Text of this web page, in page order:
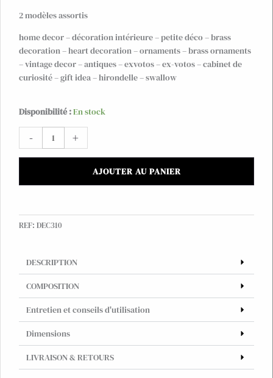
2 modèles assortis
home decor – décoration intérieure – petite déco – brass
decoration – heart decoration – ornaments – brass ornaments
– vintage decor – antiques – exvotos – ex-votos – cabinet de
curiosité – gift idea – hirondelle – swallow
Disponibilité :En stock
-
quantité
de
Clou
mural-
en
laiton
+
AJOUTER AU PANIER
REF: DEC310
DESCRIPTION
COMPOSITION
Entretien et conseils d'utilisation
Dimensions
LIVRAISON & RETOURS